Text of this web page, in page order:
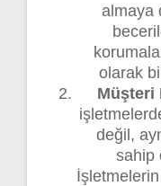
almaya
olarak
Müşteri
değil,
sahip